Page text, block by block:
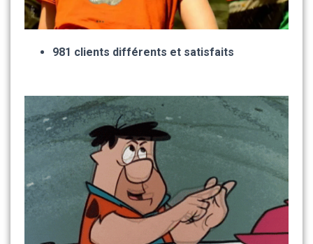
981 clients différents et satisfaits